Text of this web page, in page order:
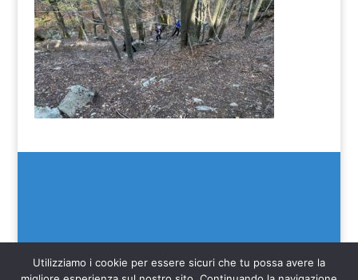
Utilizziamo i cookie per essere sicuri che tu possa avere la